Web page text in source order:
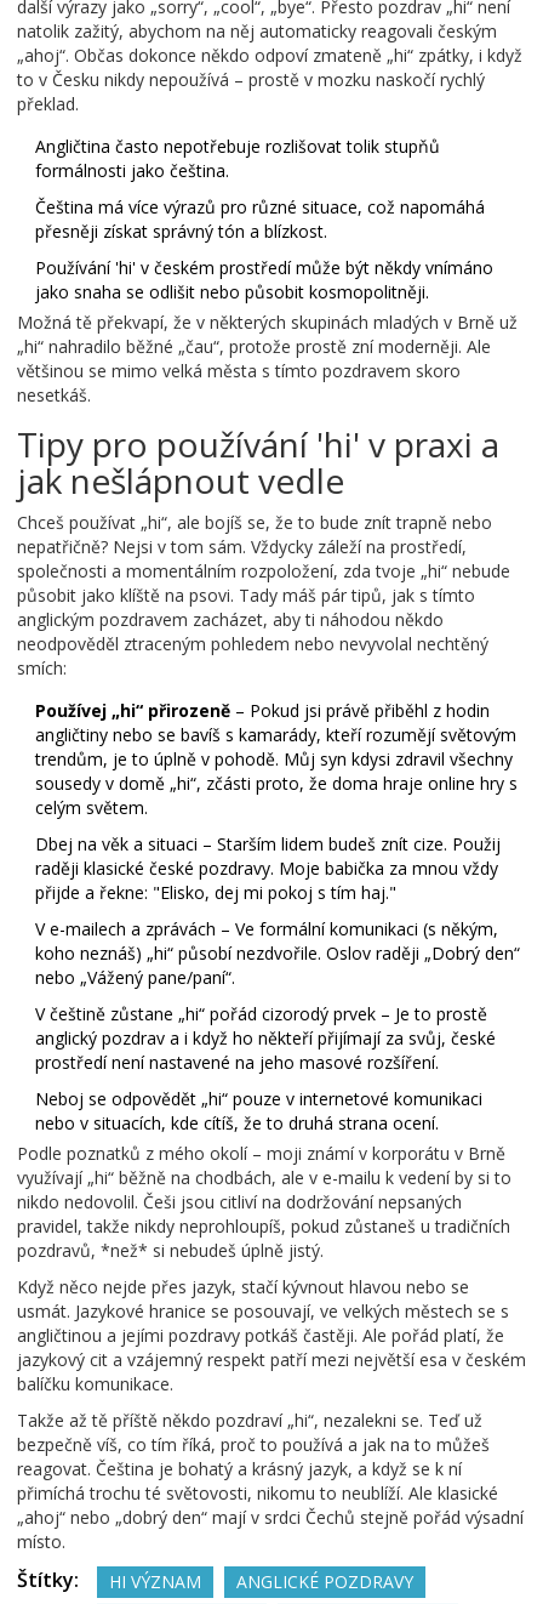
další výrazy jako „sorry“, „cool“, „bye“. Přesto pozdrav „hi“ není
natolik zažitý, abychom na něj automaticky reagovali českým
„ahoj“. Občas dokonce někdo odpoví zmateně „hi“ zpátky, i když
to v Česku nikdy nepoužívá – prostě v mozku naskočí rychlý
překlad.
Angličtina často nepotřebuje rozlišovat tolik stupňů
formálnosti jako čeština.
Čeština má více výrazů pro různé situace, což napomáhá
přesněji získat správný tón a blízkost.
Používání 'hi' v českém prostředí může být někdy vnímáno
jako snaha se odlišit nebo působit kosmopolitněji.
Možná tě překvapí, že v některých skupinách mladých v Brně už
„hi“ nahradilo běžné „čau“, protože prostě zní moderněji. Ale
většinou se mimo velká města s tímto pozdravem skoro
nesetkáš.
Tipy pro používání 'hi' v praxi a
jak nešlápnout vedle
Chceš používat „hi“, ale bojíš se, že to bude znít trapně nebo
nepatřičně? Nejsi v tom sám. Vždycky záleží na prostředí,
společnosti a momentálním rozpoložení, zda tvoje „hi“ nebude
působit jako klíště na psovi. Tady máš pár tipů, jak s tímto
anglickým pozdravem zacházet, aby ti náhodou někdo
neodpověděl ztraceným pohledem nebo nevyvolal nechtěný
smích:
Používej „hi“ přirozeně – Pokud jsi právě přiběhl z hodin
angličtiny nebo se bavíš s kamarády, kteří rozumějí světovým
trendům, je to úplně v pohodě. Můj syn kdysi zdravil všechny
sousedy v domě „hi“, zčásti proto, že doma hraje online hry s
celým světem.
Dbej na věk a situaci – Starším lidem budeš znít cize. Použij
raději klasické české pozdravy. Moje babička za mnou vždy
přijde a řekne: "Elisko, dej mi pokoj s tím haj."
V e-mailech a zprávách – Ve formální komunikaci (s někým,
koho neznáš) „hi“ působí nezdvořile. Oslov raději „Dobrý den“
nebo „Vážený pane/paní“.
V češtině zůstane „hi“ pořád cizorodý prvek – Je to prostě
anglický pozdrav a i když ho někteří přijímají za svůj, české
prostředí není nastavené na jeho masové rozšíření.
Neboj se odpovědět „hi“ pouze v internetové komunikaci
nebo v situacích, kde cítíš, že to druhá strana ocení.
Podle poznatků z mého okolí – moji známí v korporátu v Brně
využívají „hi“ běžně na chodbách, ale v e-mailu k vedení by si to
nikdo nedovolil. Češi jsou citliví na dodržování nepsaných
pravidel, takže nikdy neprohloupíš, pokud zůstaneš u tradičních
pozdravů, *než* si nebudeš úplně jistý.
Když něco nejde přes jazyk, stačí kývnout hlavou nebo se
usmát. Jazykové hranice se posouvají, ve velkých městech se s
angličtinou a jejími pozdravy potkáš častěji. Ale pořád platí, že
jazykový cit a vzájemný respekt patří mezi největší esa v českém
balíčku komunikace.
Takže až tě příště někdo pozdraví „hi“, nezalekni se. Teď už
bezpečně víš, co tím říká, proč to používá a jak na to můžeš
reagovat. Čeština je bohatý a krásný jazyk, a když se k ní
přimíchá trochu té světovosti, nikomu to neublíží. Ale klasické
„ahoj“ nebo „dobrý den“ mají v srdci Čechů stejně pořád výsadní
místo.
Štítky: HI VÝZNAM
ANGLICKÉ POZDRAVY